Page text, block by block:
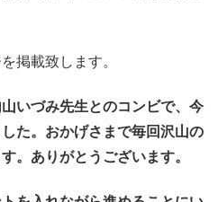
掲載致します。
いづみ先生とのコンビで、今
た。おかげさまで毎回沢山の
。ありがとうございます。